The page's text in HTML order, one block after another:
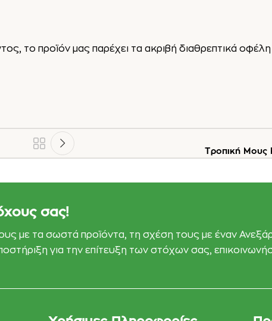
το προϊόν μας παρέχει τα ακριβή διαθρεπτικά
Τροπική
σας!
με τα σωστά προϊόντα, τη σχέση τους με έναν
για την επίτευξη των στόχων σας,